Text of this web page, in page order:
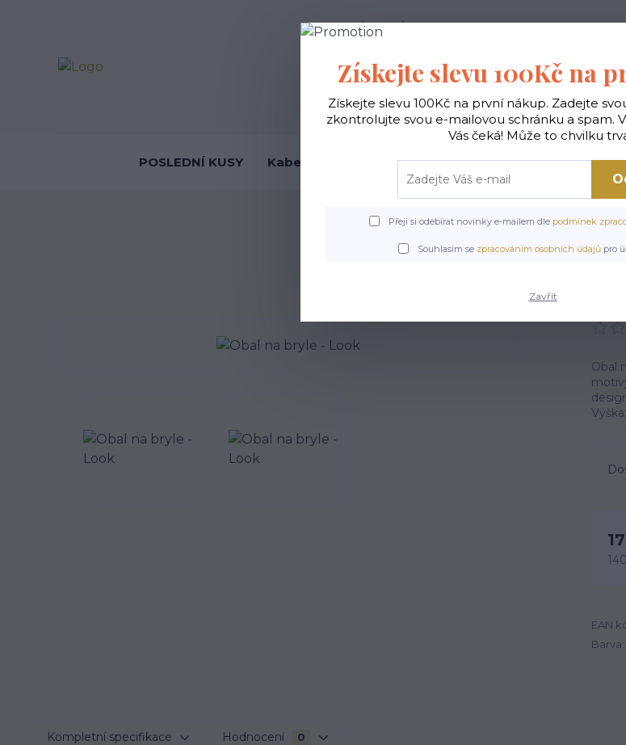
OBCHODNÍ PODMÍNKY JAK NAKUPOVAT KONTAKTY
POSLEDNÍ KUSY Kabelky ekologické Vaky na záda Polštáře
Doplňky Obal na bryle -
Obal
EAN
Barva:
Kompletní specifikace Hodnocení 0
Získejte slevu 100Kč na
Získejte slevu 100Kč na první nákup. Zadejte
zkontrolujte svou e-mailovou schránku a spam.
Vás čeká! Může to chvilku
Přeji si odebírat novinky e-mailem dle podmínek
Souhlasím se zpracováním osobních údajů pro
Zavřít